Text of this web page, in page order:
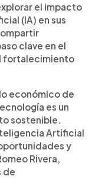
el impacto
(IA) en sus
clave en el
fortalecimiento
económico de
es un
sostenible.
Artificial
y
Rivera,
de